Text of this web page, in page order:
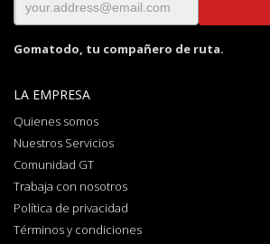
Gomatodo, tu compañero de ruta.
LA EMPRESA
Quienes somos
Nuestros Servicios
Comunidad GT
Trabaja con nosotros
Política de privacidad
Términos y condiciones